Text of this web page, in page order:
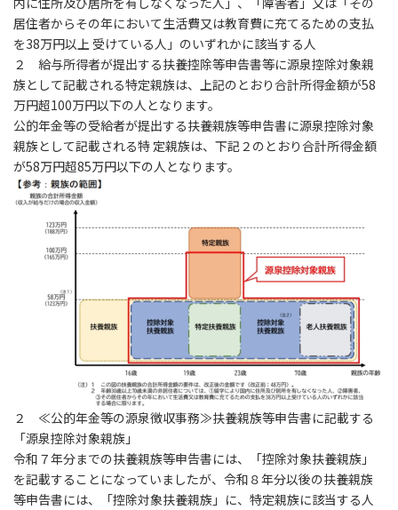
居住者からその年において生活費又は教育費に充てるための支払
を38万円以上 受けている人」のいずれかに該当する人
２ 給与所得者が提出する扶養控除等申告書等に源泉控除対象親
族として記載される特定親族は、上記のとおり合計所得金額が58
万円超100万円以下の人となります。
公的年金等の受給者が提出する扶養親族等申告書に源泉控除対象
親族として記載される特 定親族は、下記２のとおり合計所得金額
が58万円超85万円以下の人となります。
２ ≪公的年金等の源泉徴収事務≫扶養親族等申告書に記載する
「源泉控除対象親族」
令和７年分までの扶養親族等申告書には、「控除対象扶養親族」
を記載することになっていましたが、令和８年分以後の扶養親族
等申告書には、「控除対象扶養親族」に、特定親族に該当する人